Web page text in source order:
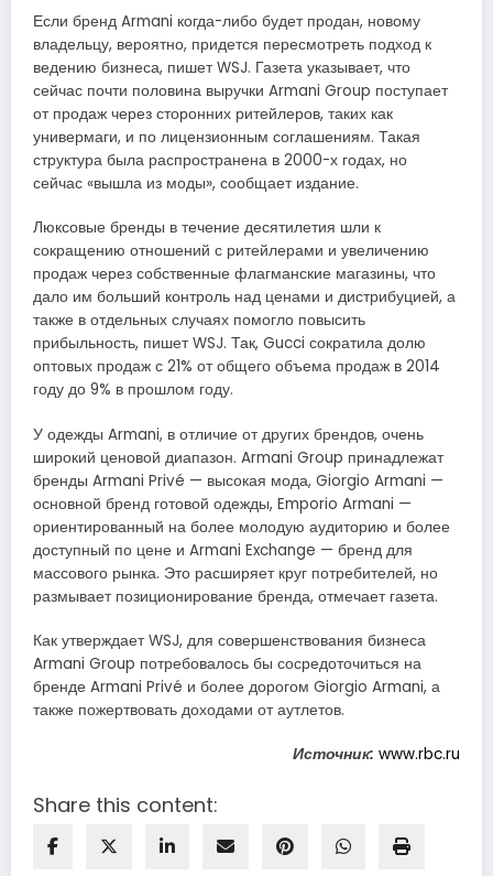
Если бренд Armani когда-либо будет продан, новому
владельцу, вероятно, придется пересмотреть подход к
ведению бизнеса, пишет WSJ. Газета указывает, что
сейчас почти половина выручки Armani Group поступает
от продаж через сторонних ритейлеров, таких как
универмаги, и по лицензионным соглашениям. Такая
структура была распространена в 2000-х годах, но
сейчас «вышла из моды», сообщает издание.
Люксовые бренды в течение десятилетия шли к
сокращению отношений с ритейлерами и увеличению
продаж через собственные флагманские магазины, что
дало им больший контроль над ценами и дистрибуцией, а
также в отдельных случаях помогло повысить
прибыльность, пишет WSJ. Так, Gucci сократила долю
оптовых продаж с 21% от общего объема продаж в 2014
году до 9% в прошлом году.
У одежды Armani, в отличие от других брендов, очень
широкий ценовой диапазон. Armani Group принадлежат
бренды Armani Privé — высокая мода, Giorgio Armani —
основной бренд готовой одежды, Emporio Armani —
ориентированный на более молодую аудиторию и более
доступный по цене и Armani Exchange — бренд для
массового рынка. Это расширяет круг потребителей, но
размывает позиционирование бренда, отмечает газета.
Как утверждает WSJ, для совершенствования бизнеса
Armani Group потребовалось бы сосредоточиться на
бренде Armani Privé и более дорогом Giorgio Armani, а
также пожертвовать доходами от аутлетов.
Источник: www.rbc.ru
Share this content: